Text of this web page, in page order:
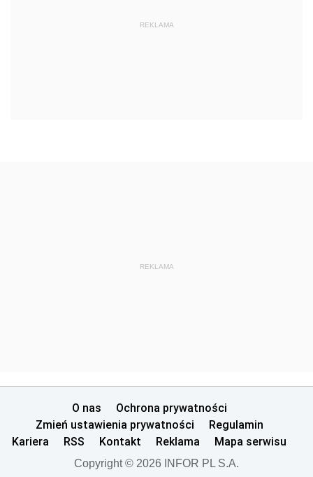
REKLAMA
REKLAMA
O nas
Ochrona prywatności
Zmień ustawienia prywatności
Regulamin
Kariera
RSS Kontakt Reklama Mapa serwisu
Copyright © 2026 INFOR PL S.A.